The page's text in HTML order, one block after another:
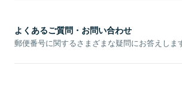
よくあるご質問・お問い合わせ
郵便番号に関するさまざまな疑問にお答えしま